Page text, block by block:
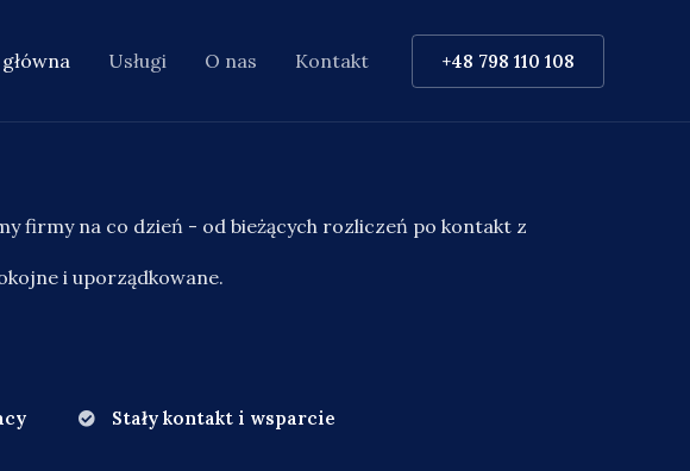
Usługi O nas Kontakt +48 798 110 108
firmy na co dzień - od bieżących rozliczeń po kontakt z
i uporządkowane.
Stały kontakt i wsparcie